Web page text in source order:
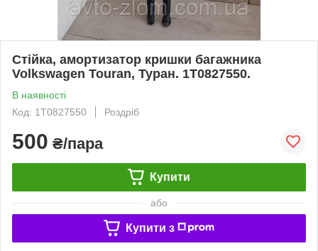
Стійка, амортизатор кришки багажника
Volkswagen Touran, Туран. 1T0827550.
В наявності
Код: 1T0827550
Роздріб
500 ₴/пара
Купити
або
Купити з